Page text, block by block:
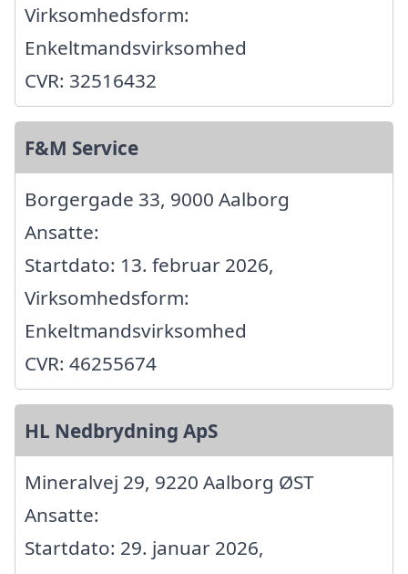
Virksomhedsform:
Enkeltmandsvirksomhed
CVR: 32516432
F&M Service
Borgergade 33, 9000 Aalborg
Ansatte:
Startdato: 13. februar 2026,
Virksomhedsform:
Enkeltmandsvirksomhed
CVR: 46255674
HL Nedbrydning ApS
Mineralvej 29, 9220 Aalborg ØST
Ansatte:
Startdato: 29. januar 2026,